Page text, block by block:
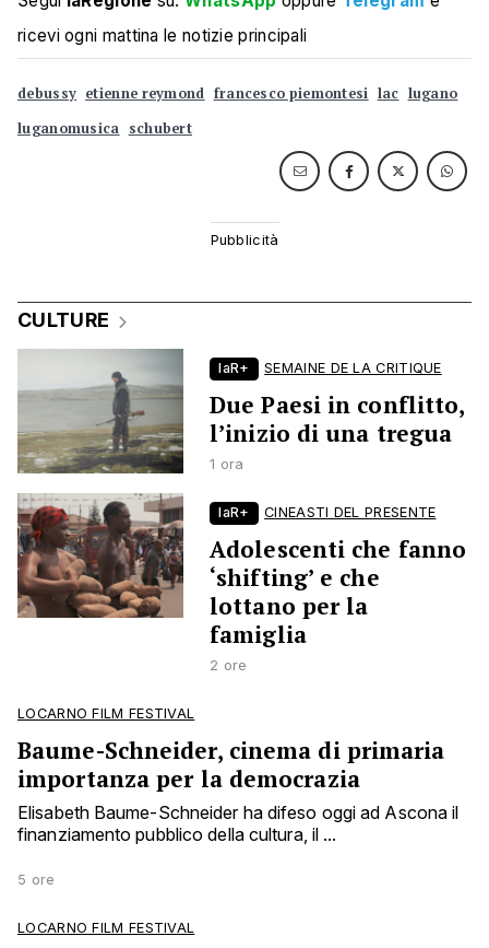
ricevi ogni mattina le notizie principali
debussy etienne reymond francesco piemontesi lac lugano
luganomusica schubert
CULTURE
laR+ SEMAINE DE LA CRITIQUE
Due Paesi in conflitto,
l’inizio di una tregua
1 ora
laR+ CINEASTI DEL PRESENTE
Adolescenti che fanno
‘shifting’ e che
lottano per la
famiglia
2 ore
LOCARNO FILM FESTIVAL
Baume-Schneider, cinema di primaria
importanza per la democrazia
Elisabeth Baume-Schneider ha difeso oggi ad Ascona il
finanziamento pubblico della cultura, il ...
5 ore
LOCARNO FILM FESTIVAL